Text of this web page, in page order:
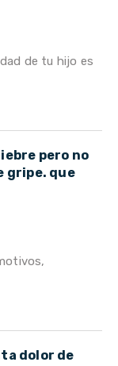
de tu hijo es
pero no
gripe. que
dolor de